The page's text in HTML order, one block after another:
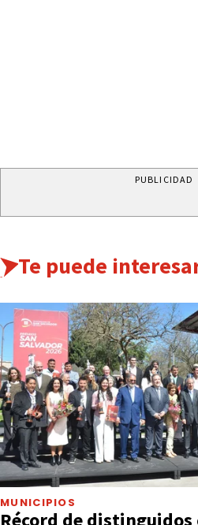
PUBLICIDAD
Te puede
MUNICIPIOS
Récord de distinguidos